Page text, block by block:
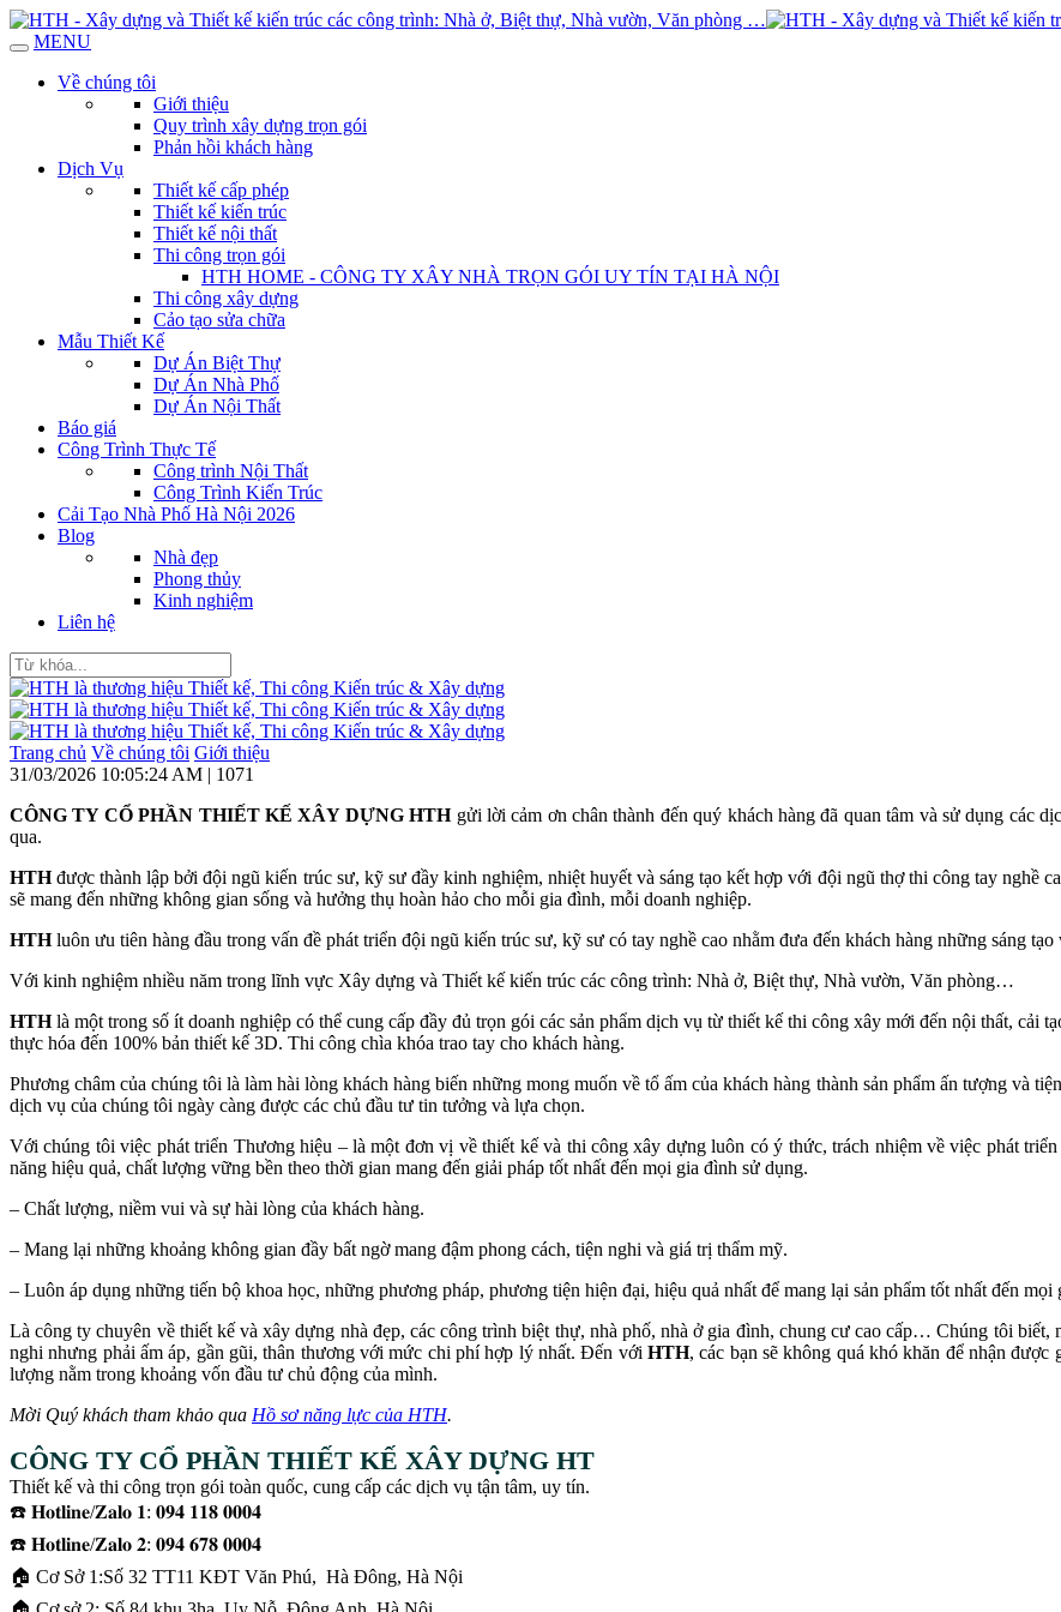
MENU
Về chúng tôi
Giới thiệu
Quy trình xây dựng trọn gói
Phản hồi khách hàng
Dịch Vụ
Thiết kế cấp phép
Thiết kế kiến trúc
Thiết kế nội thất
Thi công trọn gói
HTH HOME - CÔNG TY XÂY NHÀ TRỌN GÓI UY TÍN TẠI HÀ NỘI
Thi công xây dựng
Cảo tạo sửa chữa
Mẫu Thiết Kế
Dự Án Biệt Thự
Dự Án Nhà Phố
Dự Án Nội Thất
Báo giá
Công Trình Thực Tế
Công trình Nội Thất
Công Trình Kiến Trúc
Cải Tạo Nhà Phố Hà Nội 2026
Blog
Nhà đẹp
Phong thủy
Kinh nghiệm
Liên hệ
Trang chủ Về chúng tôi Giới thiệu
31/03/2026 10:05:24 AM | 1071
CÔNG TY CỔ PHẦN THIẾT KẾ XÂY DỰNG HTHgửi lời cảm ơn chân thành đến quý khách hàng đã quan tâm và sử dụng các
qua.
HTHđược thành lập bởi đội ngũ kiến trúc sư, kỹ sư đầy kinh nghiệm, nhiệt huyết và sáng tạo kết hợp với đội ngũ thợ thi công tay nghề
sẽ mang đến những không gian sống và hưởng thụ hoàn hảo cho mỗi gia đình, mỗi doanh nghiệp.
HTHluôn ưu tiên hàng đầu trong vấn đề phát triển đội ngũ kiến trúc sư, kỹ sư có tay nghề cao nhằm đưa đến khách hàng những sáng tạo
Với kinh nghiệm nhiều năm trong lĩnh vực Xây dựng và Thiết kế kiến trúc các công trình: Nhà ở, Biệt thự, Nhà vườn, Văn phòng…
HTHlà một trong số ít doanh nghiệp có thể cung cấp đầy đủ trọn gói các sản phẩm dịch vụ từ thiết kế thi công xây mới đến nội thất, cải
thực hóa đến 100% bản thiết kế 3D. Thi công chìa khóa trao tay cho khách hàng.
Phương châm của chúng tôi là làm hài lòng khách hàng biến những mong muốn về tổ ấm của khách hàng thành sản phẩm ấn tượng và
dịch vụ của chúng tôi​ ngày càng được các chủ đầu tư tin tưởng và lựa chọn.
Với chúng tôi việc phát triển Thương hiệu – là một đơn vị về thiết kế và thi công xây dựng luôn có ý thức, trách nhiệm về việc phát
năng hiệu quả, chất lượng vững bền theo thời gian mang đến giải pháp tốt nhất đến mọi gia đình sử dụng.
– Chất lượng, niềm vui và sự hài lòng của khách hàng.
– Mang lại những khoảng không gian đầy bất ngờ mang đậm phong cách, tiện nghi và giá trị thẩm mỹ.
– Luôn áp dụng những tiến bộ khoa học, những phương pháp, phương tiện hiện đại, hiệu quả nhất để mang lại sản phẩm tốt nhất đến mọi
Là công ty chuyên về thiết kế và xây dựng nhà đẹp, các công trình biệt thự, nhà phố, nhà ở gia đình, chung cư cao cấp… Chúng tôi
nghi nhưng phải ấm áp, gần gũi, thân thương với mức chi phí hợp lý nhất. Đến với HTH, các bạn sẽ không quá khó khăn để nhận
lượng nằm trong khoảng vốn đầu tư chủ động của mình.
Mời Quý khách tham khảo qua Hồ sơ năng lực của HTH.
CÔNG TY CỔ PHẦN THIẾT KẾ XÂY DỰNG HT
Thiết kế và thi công trọn gói toàn quốc, cung cấp các dịch vụ tận tâm, uy tín.
☎️ 𝐇𝐨𝐭𝐥𝐢𝐧𝐞/𝐙𝐚𝐥𝐨 𝟏: 𝟎𝟗𝟒 𝟏𝟏𝟖 𝟎𝟎𝟎𝟒
☎️ 𝐇𝐨𝐭𝐥𝐢𝐧𝐞/𝐙𝐚𝐥𝐨 𝟐: 𝟎𝟗𝟒 𝟔𝟕𝟖 𝟎𝟎𝟎𝟒
🏠 Cơ Sở 1:Số 32 TT11 KĐT Văn Phú, Hà Đông, Hà Nội